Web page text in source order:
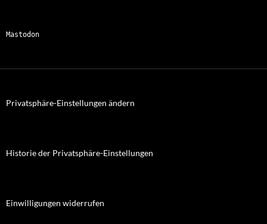
Mastodon
Privatsphäre-Einstellungen ändern
Historie der Privatsphäre-Einstellungen
Einwilligungen widerrufen